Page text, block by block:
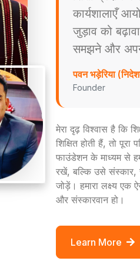
कार्यशालाएँ
जुड़ाव को
समझने और
पवन भड़ेरिया
Founder
मेरा दृढ़ विश्वास है कि
शिक्षित होती हैं, तो
फाउंडेशन के माध्यम से
रखें, बल्कि उसे संस्कार,
जोड़ें। हमारा लक्ष्य एक
और संस्कारवान हो।
Learn More